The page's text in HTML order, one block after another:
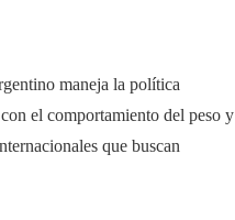
maneja la política
el comportamiento del peso y
que buscan